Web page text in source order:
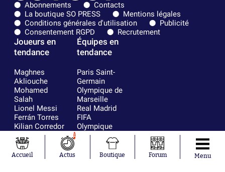
Abonnements
Contacts
La boutique SO PRESS
Mentions légales
Conditions générales d'utilisation
Publicité
Consentement RGPD
Recrutement
Joueurs en
tendance
Maghnes
Akliouche
Mohamed
Salah
Lionel Messi
Ferrán Torres
Kilian Corredor
Franco
Mastantuono
Orel Mangala
Équipes en
tendance
Paris Saint-
Germain
Olympique de
Marseille
Real Madrid
FIFA
Olympique
lyonnais
AS Monaco
FC Barcelone
Accueil
1
Actus Boutique Forum Menu